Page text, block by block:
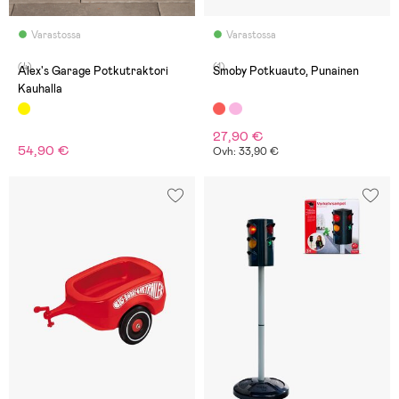
Varastossa
(4)
Alex's Garage Potkutraktori
Kauhalla
54,90 €
Varastossa
(1)
Smoby Potkuauto, Punainen
27,90 €
Ovh: 33,90 €